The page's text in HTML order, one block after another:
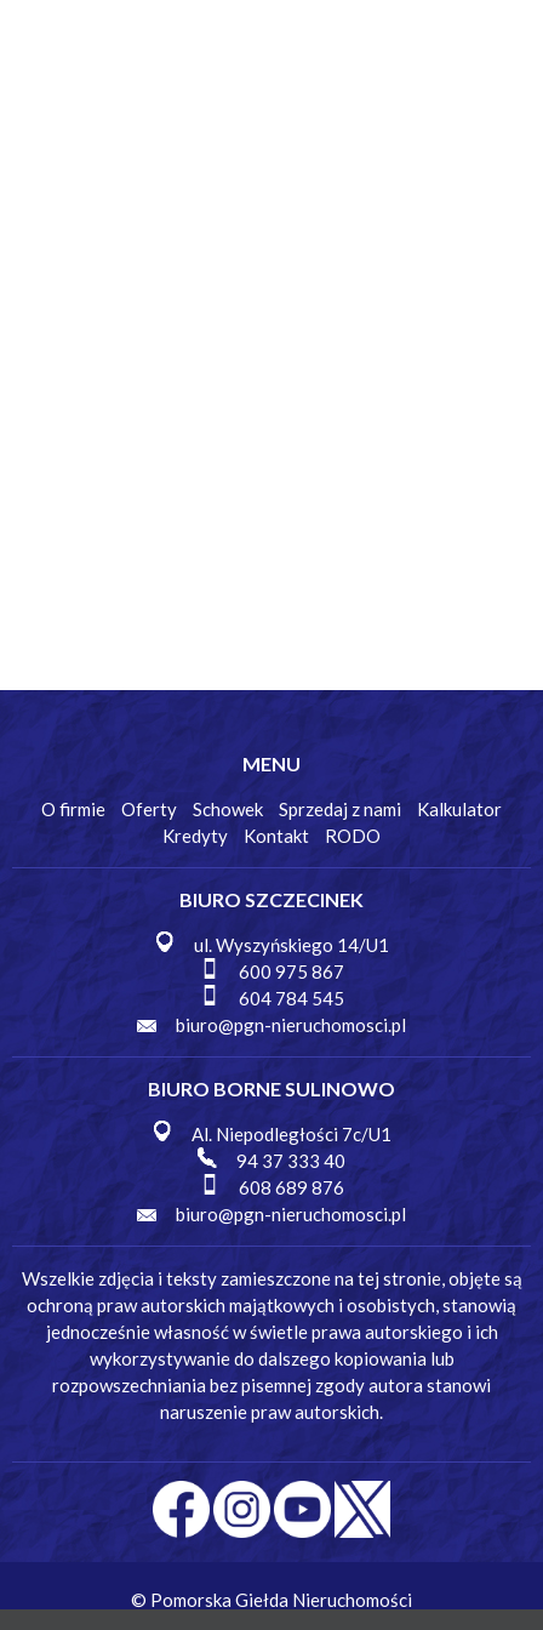
MENU
O firmie Oferty Schowek Sprzedaj z nami
Kalkulator
Kredyty
Kontakt RODO
BIURO SZCZECINEK
ul. Wyszyńskiego 14/U1
600 975 867
604 784 545
biuro@pgn-nieruchomosci.pl
BIURO BORNE SULINOWO
Al. Niepodległości 7c/U1
94 37 333 40
608 689 876
biuro@pgn-nieruchomosci.pl
Wszelkie zdjęcia i teksty zamieszczone na tej stronie, objęte są
ochroną praw autorskich majątkowych i osobistych, stanowią
jednocześnie własność w świetle prawa autorskiego i ich
wykorzystywanie do dalszego kopiowania lub
rozpowszechniania bez pisemnej zgody autora stanowi
naruszenie praw autorskich.
© Pomorska Giełda Nieruchomości